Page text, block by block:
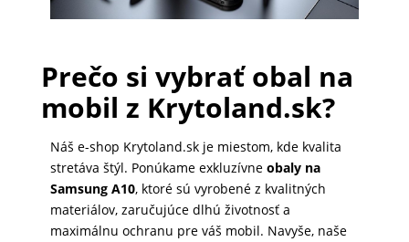
NOTEBOOK
GAMING
AUTOPRÍSLUŠENSTVO
Prečo si vybrať obal na
mobil z Krytoland.sk?
Náš e-shop Krytoland.sk je miestom, kde kvalita
stretáva štýl. Ponúkame exkluzívne obaly na
Samsung A10, ktoré sú vyrobené z kvalitných
materiálov, zaručujúce dlhú životnosť a
maximálnu ochranu pre váš mobil. Navyše, naše